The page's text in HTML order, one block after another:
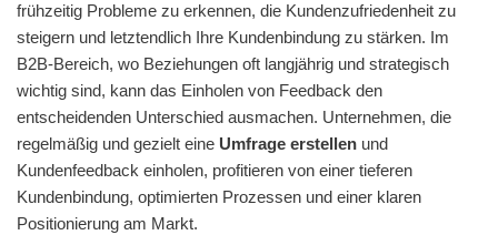
frühzeitig Probleme zu erkennen, die Kundenzufriedenheit zu
steigern und letztendlich Ihre Kundenbindung zu stärken. Im
B2B-Bereich, wo Beziehungen oft langjährig und strategisch
wichtig sind, kann das Einholen von Feedback den
entscheidenden Unterschied ausmachen. Unternehmen, die
regelmäßig und gezielt eine Umfrage erstellen und
Kundenfeedback einholen, profitieren von einer tieferen
Kundenbindung, optimierten Prozessen und einer klaren
Positionierung am Markt.